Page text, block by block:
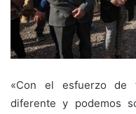
«Con el esfuerzo de
diferente y podemos